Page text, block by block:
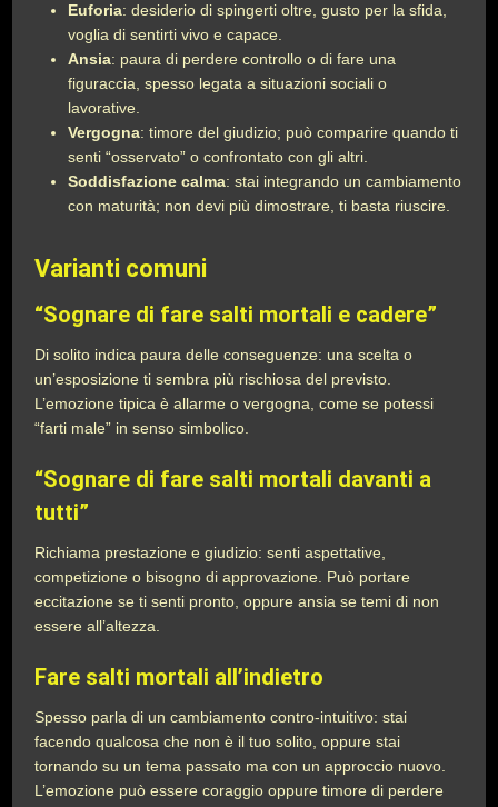
Euforia: desiderio di spingerti oltre, gusto per la sfida,
voglia di sentirti vivo e capace.
Ansia: paura di perdere controllo o di fare una
figuraccia, spesso legata a situazioni sociali o
lavorative.
Vergogna: timore del giudizio; può comparire quando ti
senti “osservato” o confrontato con gli altri.
Soddisfazione calma: stai integrando un cambiamento
con maturità; non devi più dimostrare, ti basta riuscire.
Varianti comuni
“Sognare di fare salti mortali e cadere”
Di solito indica paura delle conseguenze: una scelta o
un’esposizione ti sembra più rischiosa del previsto.
L’emozione tipica è allarme o vergogna, come se potessi
“farti male” in senso simbolico.
“Sognare di fare salti mortali davanti a
tutti”
Richiama prestazione e giudizio: senti aspettative,
competizione o bisogno di approvazione. Può portare
eccitazione se ti senti pronto, oppure ansia se temi di non
essere all’altezza.
Fare salti mortali all’indietro
Spesso parla di un cambiamento contro-intuitivo: stai
facendo qualcosa che non è il tuo solito, oppure stai
tornando su un tema passato ma con un approccio nuovo.
L’emozione può essere coraggio oppure timore di perdere